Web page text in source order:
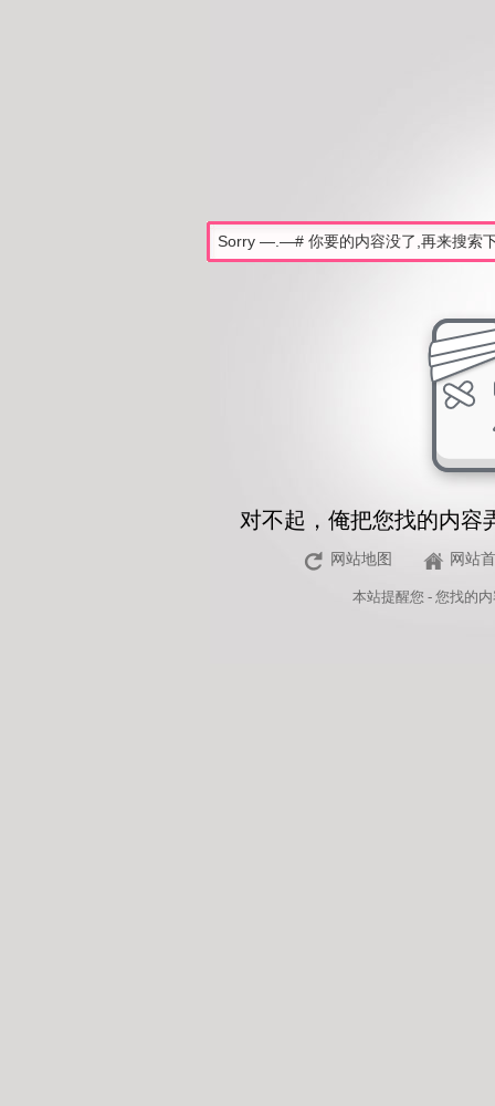
对不起，俺把您找的内容
网站地图 网站
本站提醒您 - 您找的